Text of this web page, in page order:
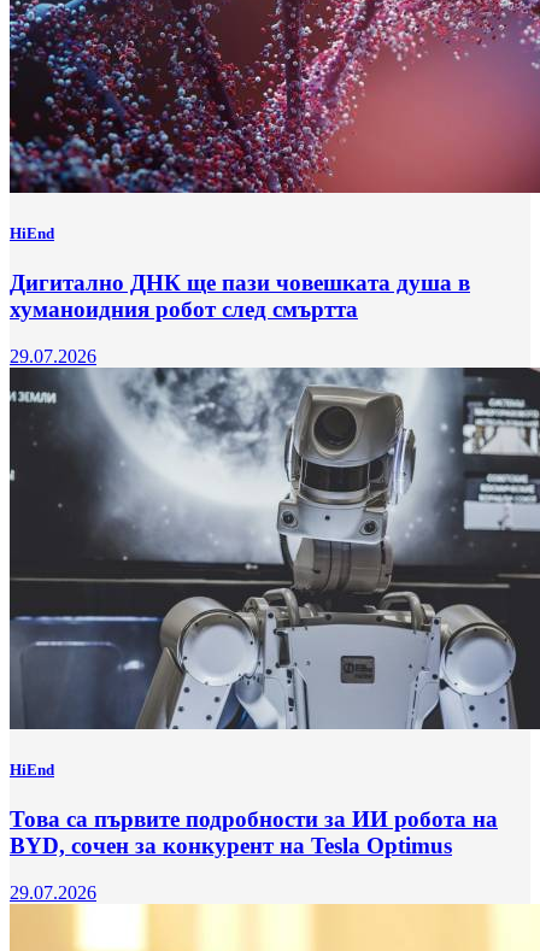
HiEnd
Дигитално ДНК ще пази човешката душа в
хуманоидния робот след смъртта
29.07.2026
HiEnd
Това са първите подробности за ИИ робота на
BYD, сочен за конкурент на Tesla Optimus
29.07.2026